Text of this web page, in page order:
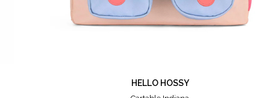
HELLO HOSSY